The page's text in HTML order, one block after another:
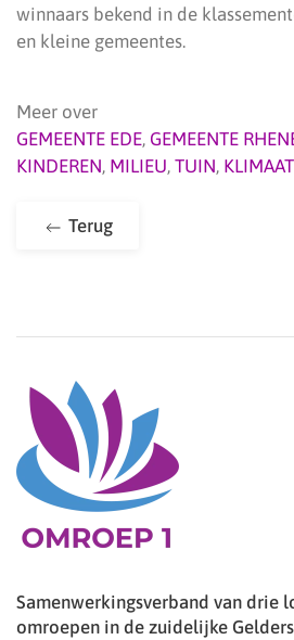
winnaars bekend in de
en kleine gemeentes.
Meer over
GEMEENTE EDE, GEMEENTE
KINDEREN, MILIEU, TUIN, KLIMAAT
Terug
Samenwerkingsverband van drie
omroepen in de zuidelijke